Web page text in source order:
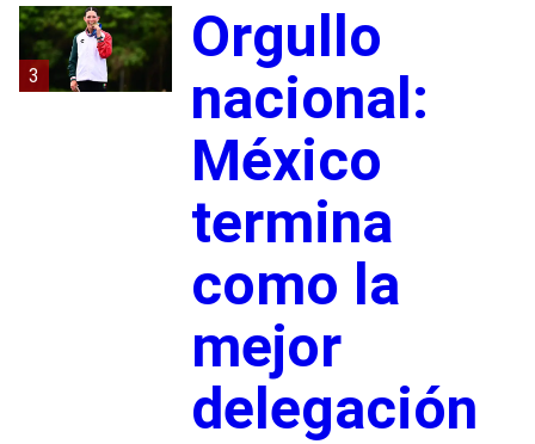
3
Orgullo
nacional:
México
termina
como la
mejor
delegación